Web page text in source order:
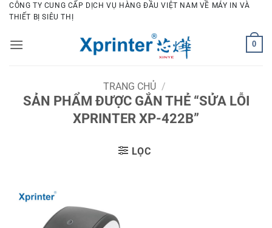
Bỏ
qua
dung
CÔNG TY CUNG CẤP DỊCH VỤ HÀNG ĐẦU VIỆT NAM VỀ MÁY IN VÀ
THIẾT BỊ SIÊU THỊ
0
TRANG CHỦ /
SẢN PHẨM ĐƯỢC GẮN THẺ “SỬA LỖI
XPRINTER XP-422B”
LỌC